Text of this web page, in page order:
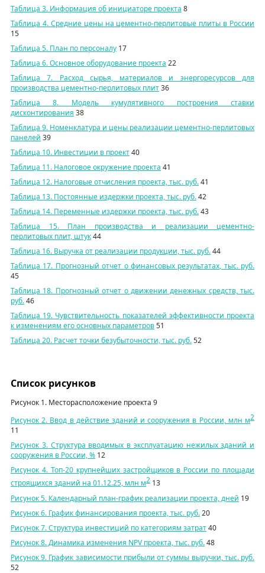
Таблица 3. Информация об инициаторе проекта 8
Таблица 4. Средние цены на цементно-перлитовые плиты в России
15
Таблица 5. План по персоналу 17
Таблица 6. Основное оборудование проекта 22
Таблица 7. Расход сырья, материалов и энергоресурсов для
производства цементно-перлитовых плит36
Таблица 8. Модель кумулятивного построения ставки
дисконтирования 38
Таблица 9. Номенклатура и цены реализации цементно-перлитовых
панелей 39
Таблица 10. Инвестиции в проект40
Таблица 11. Налоговое окружение проекта 41
Таблица 12. Налоговые отчисления проекта, тыс. руб.41
Таблица 13. Постоянные издержки проекта, тыс. руб.42
Таблица 14. Переменные издержки проекта, тыс. руб.43
Таблица 15. План производства и реализации цементно-
перлитовых плит, штук44
Таблица 16. Выручка от реализации продукции, тыс. руб.44
Таблица 17. Прогнозный отчет о финансовых результатах, тыс. руб.
45
Таблица 18. Прогнозный отчет о движении денежных средств, тыс.
руб.46
Таблица 19. Чувствительность показателей эффективности проекта
к изменениям его основных параметров51
Таблица 20. Расчет точки безубыточности, тыс. руб.52
Список рисунков
Рисунок 1. Месторасположение проекта 9
Рисунок 2. Ввод в действие зданий и сооружения в России, млн м2
11
Рисунок 3. Структура вводимых в эксплуатацию нежилых зданий и
сооружения в России, % 12
Рисунок 4. Топ-20 крупнейших застройщиков в России по площади
строящихся зданий на 01.12.25, млн м2 13
Рисунок 5. Календарный план-график реализации проекта, дней 19
Рисунок 6. График финансирования проекта, тыс. руб.20
Рисунок 7. Структура инвестиций по категориям затрат40
Рисунок 8. Динамика изменения NPV проекта, тыс. руб.48
Рисунок 9. График зависимости прибыли от суммы выручки, тыс. руб.
52